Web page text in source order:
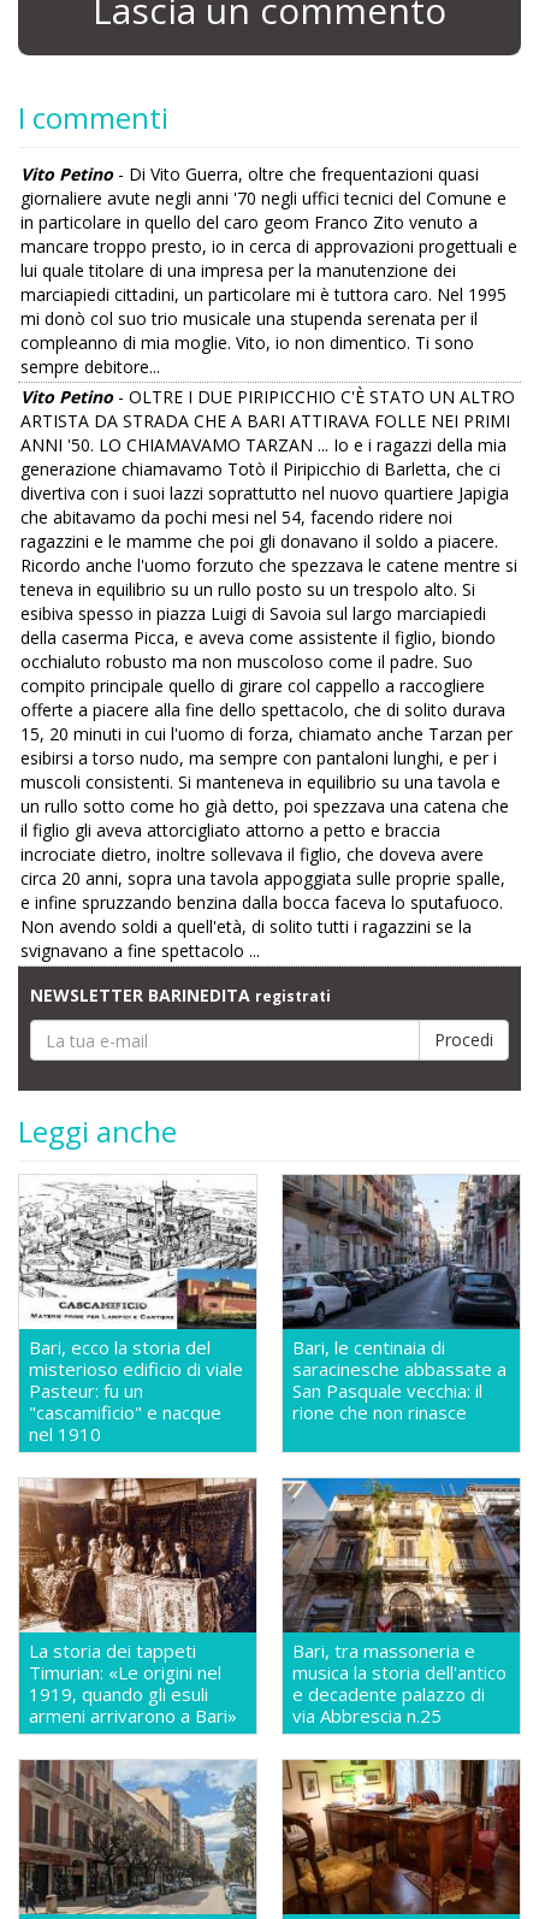
Lascia un commento
I commenti
Vito Petino- Di Vito Guerra, oltre che frequentazioni quasi
giornaliere avute negli anni '70 negli uffici tecnici del Comune e
in particolare in quello del caro geom Franco Zito venuto a
mancare troppo presto, io in cerca di approvazioni progettuali e
lui quale titolare di una impresa per la manutenzione dei
marciapiedi cittadini, un particolare mi è tuttora caro. Nel 1995
mi donò col suo trio musicale una stupenda serenata per il
compleanno di mia moglie. Vito, io non dimentico. Ti sono
sempre debitore...
Vito Petino- OLTRE I DUE PIRIPICCHIO C'È STATO UN ALTRO
ARTISTA DA STRADA CHE A BARI ATTIRAVA FOLLE NEI PRIMI
ANNI '50. LO CHIAMAVAMO TARZAN ... Io e i ragazzi della mia
generazione chiamavamo Totò il Piripicchio di Barletta, che ci
divertiva con i suoi lazzi soprattutto nel nuovo quartiere Japigia
che abitavamo da pochi mesi nel 54, facendo ridere noi
ragazzini e le mamme che poi gli donavano il soldo a piacere.
Ricordo anche l'uomo forzuto che spezzava le catene mentre si
teneva in equilibrio su un rullo posto su un trespolo alto. Si
esibiva spesso in piazza Luigi di Savoia sul largo marciapiedi
della caserma Picca, e aveva come assistente il figlio, biondo
occhialuto robusto ma non muscoloso come il padre. Suo
compito principale quello di girare col cappello a raccogliere
offerte a piacere alla fine dello spettacolo, che di solito durava
15, 20 minuti in cui l'uomo di forza, chiamato anche Tarzan per
esibirsi a torso nudo, ma sempre con pantaloni lunghi, e per i
muscoli consistenti. Si manteneva in equilibrio su una tavola e
un rullo sotto come ho già detto, poi spezzava una catena che
il figlio gli aveva attorcigliato attorno a petto e braccia
incrociate dietro, inoltre sollevava il figlio, che doveva avere
circa 20 anni, sopra una tavola appoggiata sulle proprie spalle,
e infine spruzzando benzina dalla bocca faceva lo sputafuoco.
Non avendo soldi a quell'età, di solito tutti i ragazzini se la
svignavano a fine spettacolo ...
NEWSLETTER BARINEDITA registrati
Leggi anche
Bari, ecco la storia del
misterioso edificio di viale
Pasteur: fu un
"cascamificio" e nacque
nel 1910
Bari, le centinaia di
saracinesche abbassate a
San Pasquale vecchia: il
rione che non rinasce
La storia dei tappeti
Timurian: «Le origini nel
1919, quando gli esuli
armeni arrivarono a Bari»
Bari, tra massoneria e
musica la storia dell'antico
e decadente palazzo di
via Abbrescia n.25